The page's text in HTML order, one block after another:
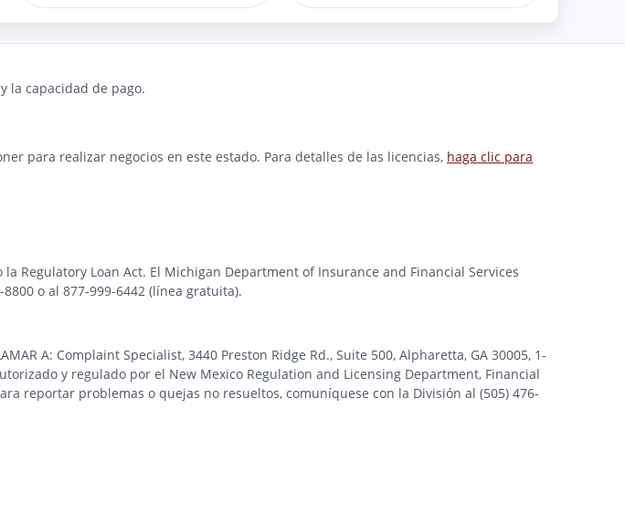
la capacidad de pago.
para realizar negocios en este estado. Para detalles de las licencias, haga clic para
Regulatory Loan Act. El Michigan Department of Insurance and Financial Services
o al 877-999-6442 (línea gratuita).
A: Complaint Specialist, 3440 Preston Ridge Rd., Suite 500, Alpharetta, GA 30005, 1-
y regulado por el New Mexico Regulation and Licensing Department, Financial
reportar problemas o quejas no resueltos, comuníquese con la División al (505) 476-